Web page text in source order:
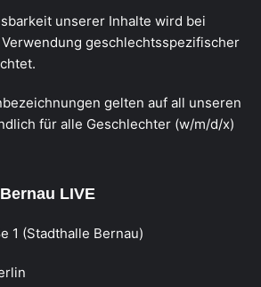
unserer Inhalte wird bei
Verwendung geschlechtsspezifischer
gelten auf all unseren
für alle Geschlechter (w/m/d/x)
LIVE
1 (Stadthalle Bernau)